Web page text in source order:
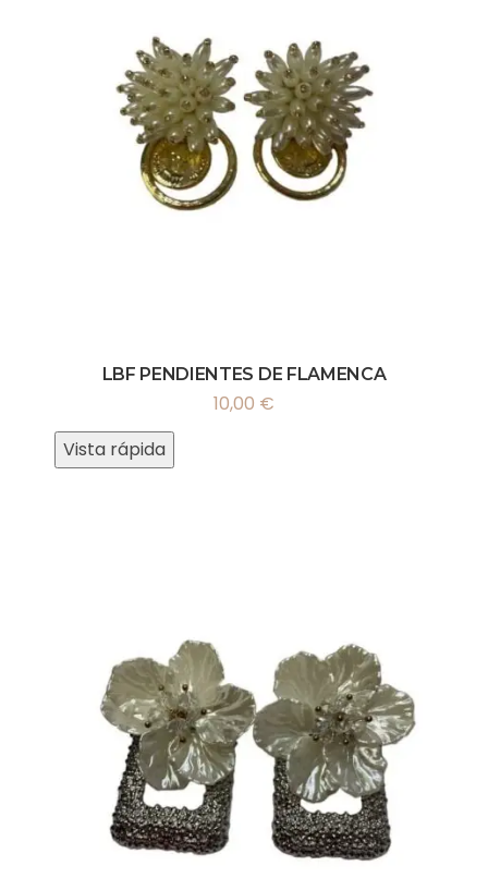
LBF PENDIENTES DE FLAMENCA
10,00 €
Vista rápida